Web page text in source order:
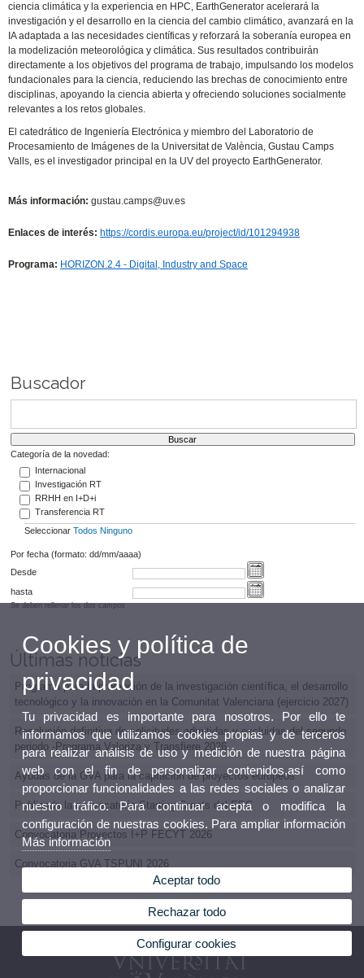
ciencia climática y la experiencia en HPC, EarthGenerator acelerará la
investigación y el desarrollo en la ciencia del cambio climático, avanzará en la
IA adaptada a las necesidades científicas y reforzará la soberanía europea en
la modelización meteorológica y climática. Sus resultados contribuirán
directamente a los objetivos del programa de trabajo, impulsando los modelos
fundacionales para la ciencia, reduciendo las brechas de conocimiento entre
disciplinas, apoyando la ciencia abierta y ofreciendo soluciones socialmente
relevantes a los retos globales.
El catedrático de Ingeniería Electrónica y miembro del Laboratorio de
Procesamiento de Imágenes de la Universitat de València, Gustau Camps
Valls, es el investigador principal en la UV del proyecto EarthGenerator.
Más información: gustau.camps@uv.es
Enlaces de interés: https://cordis.europa.eu/project/id/101294938
Programa: HORIZON.2.4 - Digital, Industry and Space
Buscador
Categoría de la novedad:
Internacional
Investigación RT
RRHH en I+D+i
Transferencia RT
Seleccionar Todos Ninguno
Por fecha (formato: dd/mm/aaaa)
Desde
hasta
Se deben rellenar los dos campos
Últimas noticias
Programa para la promoción de la investigación científica, el desarrollo
tecnológico y la innovación en la Comunitat Valenciana (ejercicio 2027)
Resolución definitiva de solicitudes admitidas y excluidas del segundo
periodo -Programa Valoriza y Transfiere 2026
Ayudas de la GVA para la captación de proyectos europeos
Publicada la convocatoria Starting Grants del ERC
Convocatoria Proyectos I+P FECYT 2026
Convocatoria GVA TSPUNI 2026
Cookies y política de
privacidad
Tu privacidad es importante para nosotros. Por ello te
informamos que utilizamos cookies propias y de terceros
para realizar análisis de uso y medición de nuestra página
web con el fin de personalizar contenidos,así como
proporcionar funcionalidades a las redes sociales o analizar
nuestro tráfico. Para continuar acepta o modifica la
configuración de nuestras cookies. Para ampliar información
Más información
Aceptar todo
Rechazar todo
Configurar cookies